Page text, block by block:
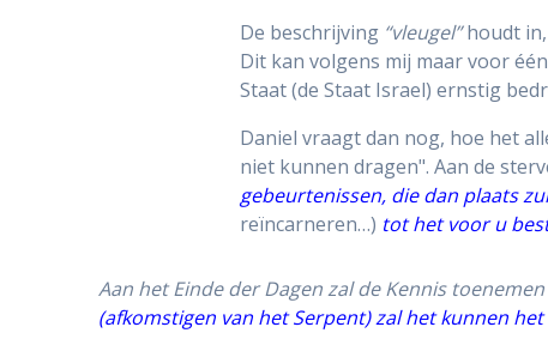
De beschrijving “vleugel”houdt
Dit kan volgens mij maar voor
Staat (de Staat Israel) ernstig
Daniel vraagt dan nog, hoe het
niet kunnen dragen". Aan de
gebeurtenissen, die dan plaats
reïncarneren…) tot het voor u
Aan het Einde der Dagen zal de Kennis
(afkomstigen van het Serpent) zal het kunnen